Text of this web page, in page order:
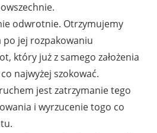
odwrotnie. Otrzymujemy
po jej rozpakowaniu
który już z samego założenia
najwyżej szokować.
jest zatrzymanie tego
i wyrzucenie togo co